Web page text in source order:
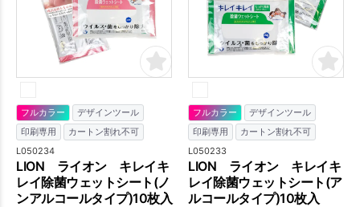
フルカラー
デザインツール
印刷専用
カートン割れ不可
L050234
LION ライオン キレイキ
レイ除菌ウェットシート(ノ
ンアルコールタイプ)10枚入
フルカラー
デザインツール
印刷専用
カートン割れ不可
L050233
LION ライオン キレイキ
レイ除菌ウェットシート(ア
ルコールタイプ)10枚入